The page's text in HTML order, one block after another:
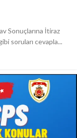
Sonuçlarına İtiraz
soruları cevapla...